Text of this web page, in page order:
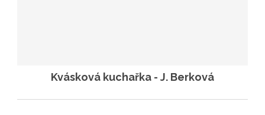
Kvásková kuchařka - J. Berková